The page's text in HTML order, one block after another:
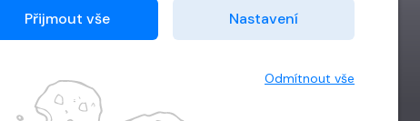
Přijmout vše Nastavení
Odmítnout vše